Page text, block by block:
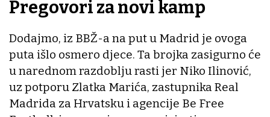
Pregovori za novi kamp
Dodajmo, iz BBŽ-a na put u Madrid je ovoga
puta išlo osmero djece. Ta brojka zasigurno će
u narednom razdoblju rasti jer Niko Ilinović,
uz potporu Zlatka Marića, zastupnika Real
Madrida za Hrvatsku i agencije Be Free